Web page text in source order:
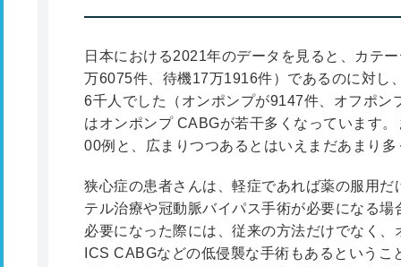
日本における2021年のデータを見ると、カテ
万6075件、待機17万1916件）であるのに対し
6千人でした（オンポンプが9147件、オフポン
はオンポンプ CABGが若干多くなっています
00例と、広まりつつあるとはいえまだあまり
狭心症の患者さんは、軽症であれば薬の服用
テル治療や冠動脈バイパス手術が必要になる
必要になった際には、従来の方法だけでなく
ICS CABGなどの低侵襲な手術もあるという